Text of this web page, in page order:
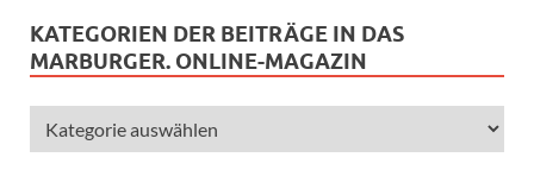
KATEGORIEN DER BEITRÄGE IN DAS
MARBURGER. ONLINE-MAGAZIN